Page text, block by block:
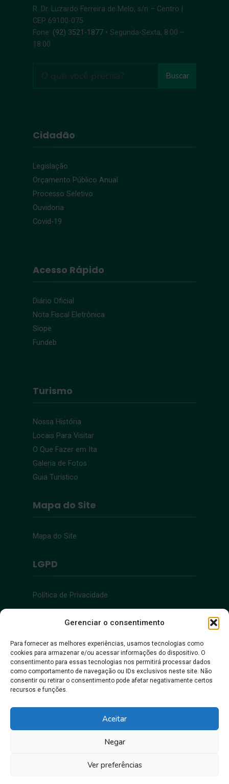
Gerenciar o consentimento
Para fornecer as melhores experiências, usamos tecnologias como
cookies para armazenar e/ou acessar informações do dispositivo. O
consentimento para essas tecnologias nos permitirá processar dados
como comportamento de navegação ou IDs exclusivos neste site. Não
consentir ou retirar o consentimento pode afetar negativamente certos
recursos e funções.
Aceitar
Negar
Ver preferências
R. Dr. Luzardo Ferreira de Melo, s/n – Centro |
CEP 69100-075
Fone: (92) 3521-1877 • Segunda-Sexta, 8:00 –
18:00
Buscar
Cidadão
Legislação
Orçamento Público Anual
Processo Seletivo
Ouvidoria
Covid-19
Acesso Rápido
Diário Oficial
Nota Fiscal Eletrônica
Siope
Fundeb
Turismo
Nossa História
Locais Para Visitar
O Que Fazer em Ita
Galeria de Fotos
Guia Turístico
Mapa do Site
Mapa do Site
LGPD
Política de Privacidade
Acessibilidade
Acessibilidade